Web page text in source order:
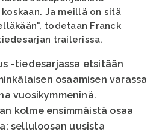
Ja meillä on sitä
todetaan Franck
trailerissa.
-tiedesarjassa etsitään
osaamisen varassa
vuosikymmeninä.
kolme ensimmäistä osaa
selluloosan uusista